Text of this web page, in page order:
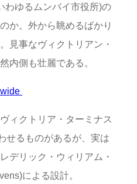
わゆるムンバイ市役所)の
か。外から眺めるばかり
見事なヴィクトリアン・
内側も壮麗である。
ィクトリア・ターミナス
せるものがあるが、実は
デリック・ウィリアム・
による設計。